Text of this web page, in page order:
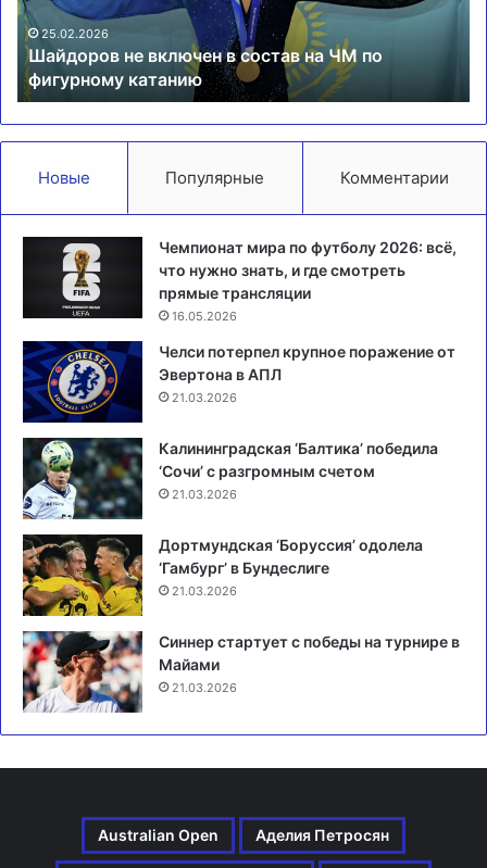
собственные
ворота
в
матче
КХЛ
19.01.2026
Капитан «Адмирала» Шулак забросил шайбу в
собственные ворота в матче КХЛ
Новые Популярные Комментарии
Чемпионат мира по футболу 2026: всё,
что нужно знать, и где смотреть
прямые трансляции
16.05.2026
Челси потерпел крупное поражение от
Эвертона в АПЛ
21.03.2026
Калининградская ‘Балтика’ победила
‘Сочи’ с разгромным счетом
21.03.2026
Дортмундская ‘Боруссия’ одолела
‘Гамбург’ в Бундеслиге
21.03.2026
Синнер стартует с победы на турнире в
Майами
21.03.2026
Australian Open Аделия Петросян